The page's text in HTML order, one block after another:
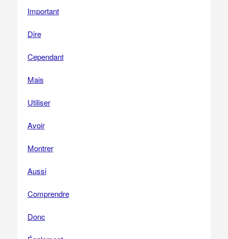
Important
Dire
Cependant
Mais
Utiliser
Avoir
Montrer
Aussi
Comprendre
Donc